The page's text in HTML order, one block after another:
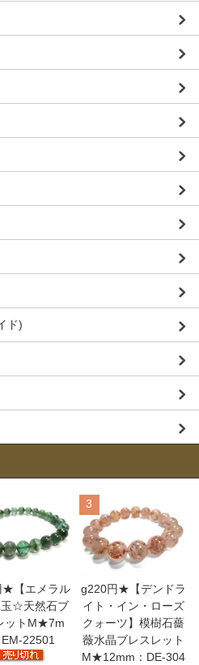
ド)
★【エメラル
玉☆天然石ブ
ットM★7m
22501
3
g220円★【デンドラ
イト・イン・ローズ
クォーツ】模樹石薔
薇水晶ブレスレット
M★12mm：DE-304